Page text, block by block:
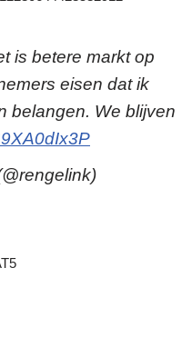
is betere markt op
eisen dat ik
belangen. We blijven